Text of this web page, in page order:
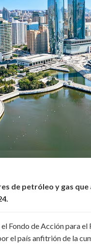
de petróleo y gas
Fondo de Acción para
el país anfitrión de la